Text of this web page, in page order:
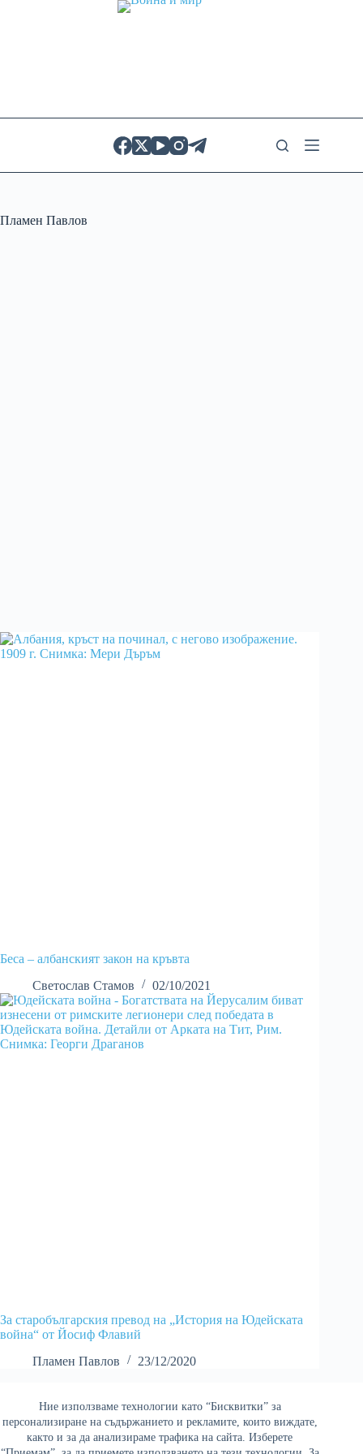
Ние използваме технологии като “Бисквитки” за
персонализиране на съдържанието и рекламите, които виждате,
както и за да анализираме трафика на сайта. Изберете
Пламен Павлов
Беса – албанският закон на кръвта
Светослав Стамов
02/10/2021
За старобългарския превод на „История на Юдейската
война“ от Йосиф Флавий
Пламен Павлов
23/12/2020